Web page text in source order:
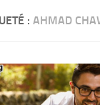
: AHMAD